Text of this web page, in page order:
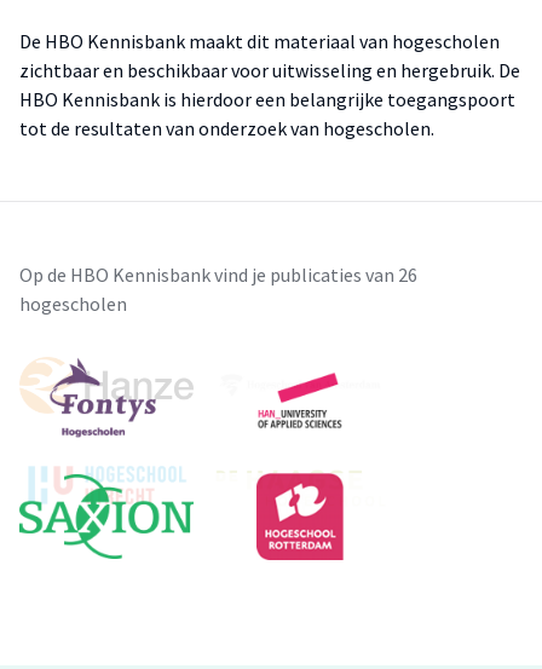
De HBO Kennisbank maakt dit materiaal van hogescholen
zichtbaar en beschikbaar voor uitwisseling en hergebruik. De
HBO Kennisbank is hierdoor een belangrijke toegangspoort
tot de resultaten van onderzoek van hogescholen.
Op de HBO Kennisbank vind je publicaties van 26
hogescholen